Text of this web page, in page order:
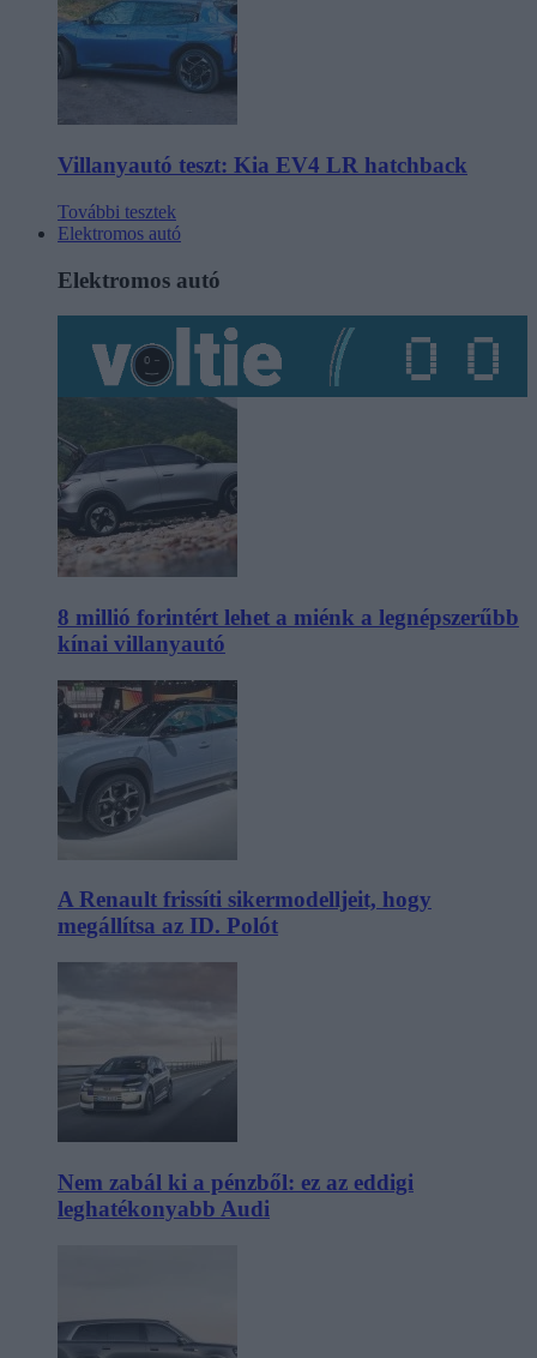
Villanyautó teszt: Kia EV4 LR hatchback
További tesztek
Elektromos autó
Elektromos autó
8 millió forintért lehet a miénk a legnépszerűbb
kínai villanyautó
A Renault frissíti sikermodelljeit, hogy
megállítsa az ID. Polót
Nem zabál ki a pénzből: ez az eddigi
leghatékonyabb Audi